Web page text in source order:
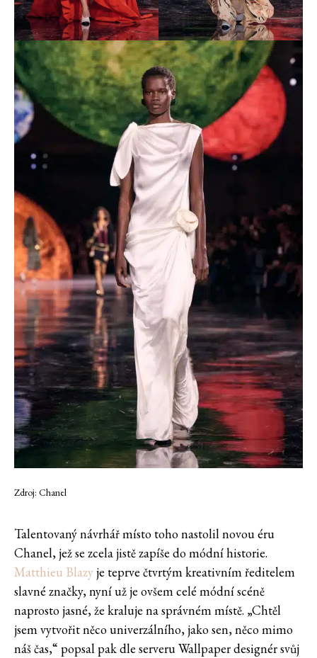
Zdroj: Chanel
Talentovaný návrhář místo toho nastolil novou éru
Chanel, jež se zcela jistě zapíše do módní historie.
Matthieu Blazyje teprve čtvrtým kreativním ředitelem
slavné značky, nyní už je ovšem celé módní scéně
naprosto jasné, že kraluje na správném místě. „Chtěl
jsem vytvořit něco univerzálního, jako sen, něco mimo
náš čas,“ popsal pak dle serveru Wallpaper designér svůj